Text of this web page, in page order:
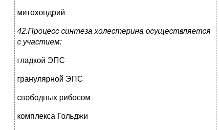
митохондрий
42.Процесс синтеза холестерина осуществляется
с участием:
гладкой ЭПС
гранулярной ЭПС
свободных рибосом
комплекса Гольджи